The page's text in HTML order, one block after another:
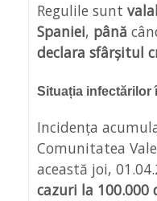
Regulile sunt
Spaniei, până
declara sfârșitul
Situația infectărilor
Incidența
Comunitatea
această joi,
cazuri la 100.000